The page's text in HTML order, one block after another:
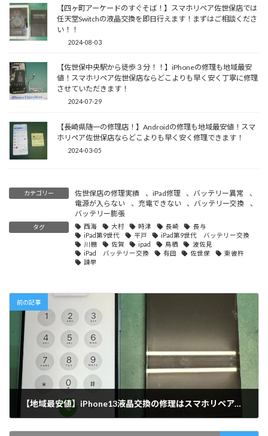
【四ヶ町アーケードのすぐそば！】スマホリペア佐世保店では
任天堂Switchの液晶交換を即日行えます！まずはご相談くださ
い！！
2024-08-03
【佐世保中央駅から徒歩３分！！】iPhoneの修理も地域最安
値！スマホリペア佐世保店ならどこよりも早く安く丁寧に修理
させていただきます！
2024-07-29
【長崎県随一の修理店！】Androidの修理も地域最安値！スマ
ホリペア佐世保店ならどこよりも早く安く修理できます！
2024-03-05
カテゴリー 佐世保店の修理実績 、 iPad修理 、 バッテリー異常
、
電源が入らない
、 充電できない 、 バッテリー交換
、
バッテリー膨張
タグ 西海 大村 時津 長崎
長与
iPad第9世代
平戸
iPad第9世代 バッテリー交換
川棚
佐賀 ipad 鳥栖
波佐見
iPad バッテリー交換
有田 佐世保
東彼杵
諫早
前の記事
【地域最安値】iPhone13液晶交換の修理はスマホリペア西新店にお任せください！！